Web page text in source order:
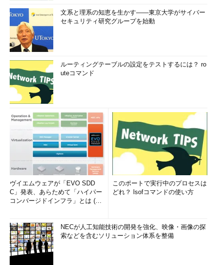
文系と理系の知恵を生かす――東京大学がサイバー
セキュリティ研究グループを始動
ルーティングテーブルの設定をテストするには？ ro
uteコマンド
ヴイエムウェアが「EVO SDD
C」発表、あらためて「ハイパー
コンバージドインフラ」とは (1/
このポートで実行中のプロセスは
どれ？ lsofコマンドの使い方
NECが人工知能技術の開発を強化、映像・画像の探
索などを含むソリューション体系を整備